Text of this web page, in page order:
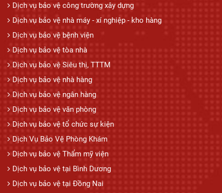
Dịch vụ bảo vệ công trường xây dựng
Dịch vụ bảo vệ nhà máy - xí nghiệp - kho hàng
Dịch vụ bảo vệ bệnh viện
Dịch vụ bảo vệ tòa nhà
Dịch vụ bảo vệ Siêu thị, TTTM
Dịch vụ bảo vệ nhà hàng
Dịch vụ bảo vệ ngân hàng
Dịch vụ bảo vệ văn phòng
Dịch vụ bảo vệ tổ chức sự kiện
Dịch Vụ Bảo Vệ Phòng Khám
Dịch vụ bảo vệ Thẩm mỹ viện
Dịch vụ bảo vệ tại Bình Dương
Dịch vụ bảo vệ tại Đồng Nai